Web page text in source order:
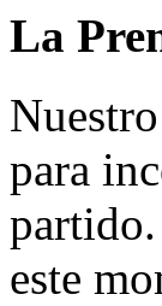
La
para
este